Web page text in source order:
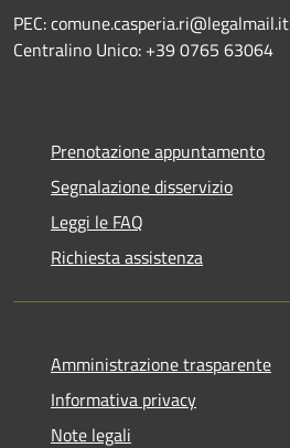
PEC: comune.casperia.ri@legalmail.it
Centralino Unico: +39 0765 63064
Prenotazione appuntamento
Segnalazione disservizio
Leggi le FAQ
Richiesta assistenza
Amministrazione trasparente
Informativa privacy
Note legali